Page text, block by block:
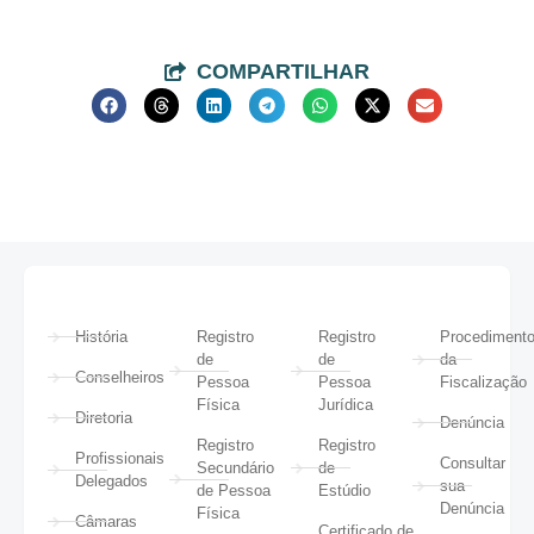
COMPARTILHAR
História
Conselheiros
Diretoria
Profissionais
Delegados
Câmaras
Registro
de
Pessoa
Física
Registro
Secundário
de Pessoa
Física
Registro
de
Pessoa
Jurídica
Registro
de
Estúdio
da
Fiscalização
Denúncia
Consultar
sua
Denúncia